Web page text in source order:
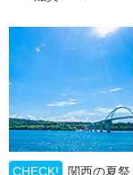
CHECK!
関西の夏